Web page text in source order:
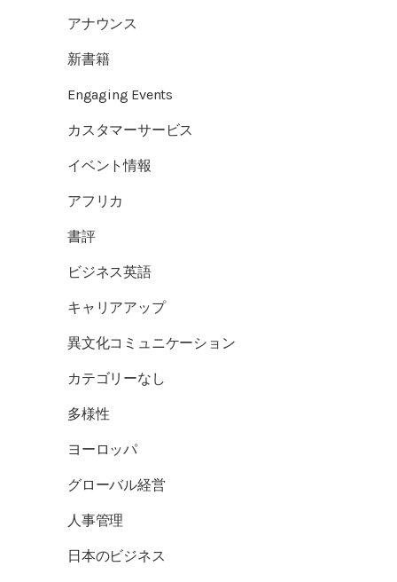
アナウンス
新書籍
Engaging Events
カスタマーサービス
イベント情報
アフリカ
書評
ビジネス英語
キャリアアップ
異文化コミュニケーション
カテゴリーなし
多様性
ヨーロッパ
グローバル経営
人事管理
日本のビジネス